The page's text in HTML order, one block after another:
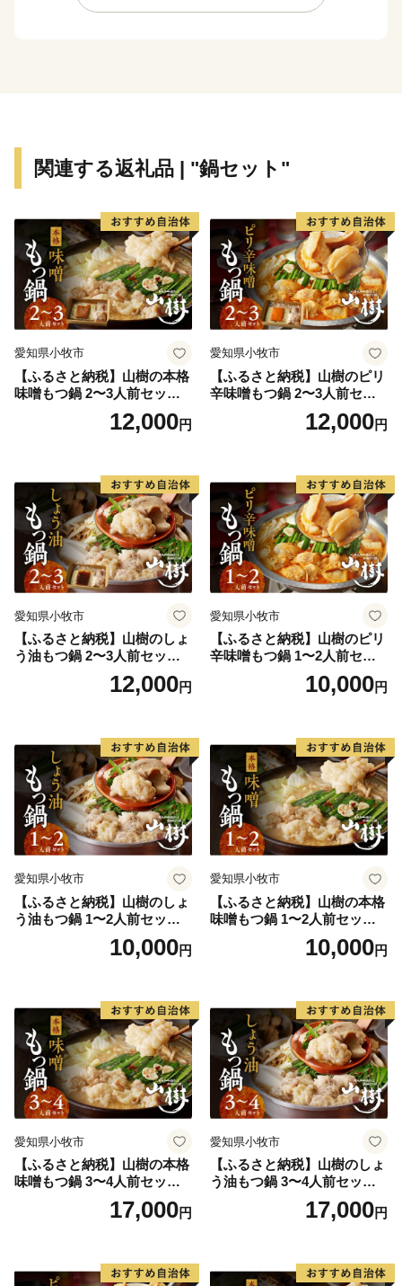
ては、わが国のエネルギーを支えた筑豊炭田の一角とし
『赤池梨』をはじめとする『とよみつひめ（いちじ
また、町のメーンイベント『福智スイーツ大茶会』や、
きらびやかな電飾山笠とかき手の迫力が魅力の『山笠競
演会』など、年間を通して多数の催しを開催。
ふるさと納税では、ブランド肉やお米、フルーツやスイ
ーツなど、生産者のまごころと愛情が詰まった自慢の逸
発信し、地域ブランド化を展開しています。
・福智町外にお住まいの方で、ご寄附いただいた皆様に
・お届け日に関しましてはお礼の品により異なりますた
め、各ページの「発送期日」をご確認くださいませ。
関連する返礼品 | "鍋セット"
愛知県小牧市
【ふるさと納税】山樹の本格
味噌もつ鍋 2〜3人前セット
山樹 国産 牛もつ ホルモン モ
ツ オンライン飲み会 ホーム
間
12,000円
愛知県小牧市
【ふるさと納税】山樹のピリ
辛味噌もつ鍋 2〜3人前セッ
ト 山樹 国産 牛もつ ホルモン
モツ オンライン飲み会 ホー
時間
12,000円
愛知県小牧市
【ふるさと納税】山樹のしょ
う油もつ鍋 2〜3人前セット
山樹 国産 牛もつ ホルモン モ
ツ オンライン飲み会 ホーム
間
12,000円
愛知県小牧市
【ふるさと納税】山樹のピリ
辛味噌もつ鍋 1〜2人前セッ
ト 山樹 国産 牛もつ ホルモン
モツ オンライン飲み会 ホー
時間
10,000円
愛知県小牧市
【ふるさと納税】山樹のしょ
う油もつ鍋 1〜2人前セット
山樹 国産 牛もつ ホルモン モ
ツ オンライン飲み会 ホーム
間
10,000円
愛知県小牧市
【ふるさと納税】山樹の本格
味噌もつ鍋 1〜2人前セット
山樹 国産 牛もつ ホルモン モ
ツ オンライン飲み会 ホーム
間
10,000円
愛知県小牧市
【ふるさと納税】山樹の本格
味噌もつ鍋 3〜4人前セット
山樹 国産 牛もつ ホルモン モ
ツ オンライン飲み会 ホーム
間
17,000円
愛知県小牧市
【ふるさと納税】山樹のしょ
う油もつ鍋 3〜4人前セット
山樹 国産 牛もつ ホルモン モ
ツ オンライン飲み会 ホーム
間
17,000円